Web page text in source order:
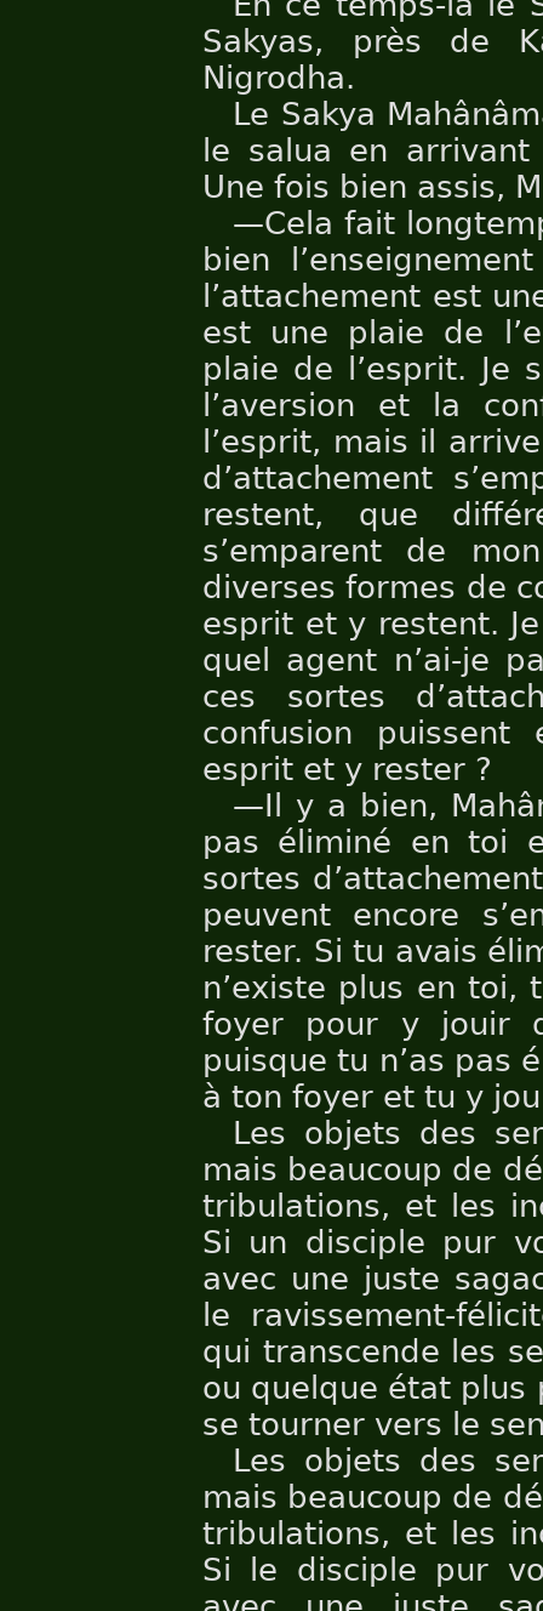
Sakyas, près de
Nigrodha.
Le Sakya
le salua en arrivant
Une fois bien assis,
—Cela fait
bien
l’attachement est
est une plaie de
plaie de l’esprit. Je
l’aversion et la
l’esprit, mais il
d’attachement
restent, que
s’emparent de
diverses formes de
esprit et y restent.
quel agent n’ai-je
ces sortes
confusion puissent
esprit et y rester ?
—Il y a bien,
pas éliminé en toi
sortes
peuvent encore
rester. Si tu avais
n’existe plus en toi,
foyer pour y jouir
puisque tu n’as pas
à ton foyer et tu y
Les objets des
mais beaucoup de
tribulations, et les
Si un disciple pur
avec une juste
le ravissement-
qui transcende les
ou quelque état plus
se tourner vers le
Les objets des
mais beaucoup de
tribulations, et les
Si le disciple pur